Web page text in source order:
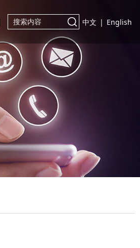
中文 | English